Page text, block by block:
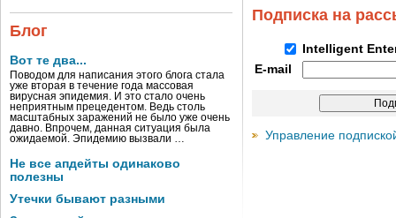
Блог
Вот те два...
Поводом для написания этого блога стала
уже вторая в течение года массовая
вирусная эпидемия. И это стало очень
неприятным прецедентом. Ведь столь
масштабных заражений не было уже очень
давно. Впрочем, данная ситуация была
ожидаемой. Эпидемию вызвали …
Не все апдейты одинаково
полезны
Утечки бывают разными
Подписка на
Intelligent
E-mail
Управление